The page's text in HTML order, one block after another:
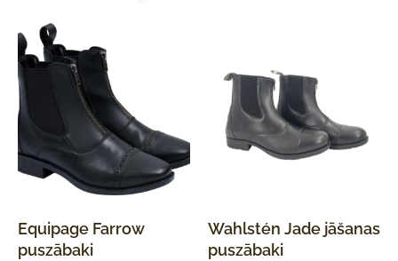
Equipage Farrow
puszābaki
Wahlstén Jade jāšanas
puszābaki